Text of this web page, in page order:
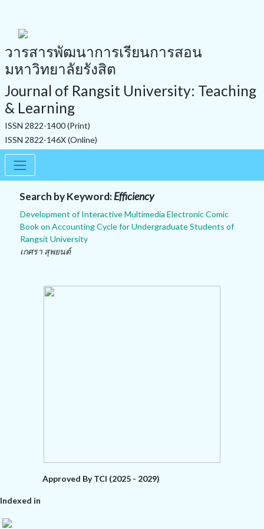
วารสารพัฒนาการเรียนการสอน
มหาวิทยาลัยรังสิต
Journal of Rangsit University: Teaching
& Learning
ISSN 2822-1400 (Print)
ISSN 2822-146X (Online)
Search by Keyword:Efficiency
Development of Interactive Multimedia Electronic Comic
Book on Accounting Cycle for Undergraduate Students of
Rangsit University
เกศรา สุพยนต์
Approved By TCI (2025 - 2029)
Indexed in